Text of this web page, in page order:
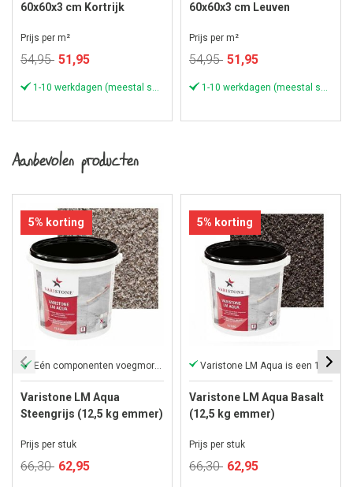
60x60x3 cm Kortrijk
Prijs per m²
54,95 Speciale
51,95
60x60x3 cm Leuven
Prijs per m²
54,95 Speciale
51,95
Aanbevolen producten
5% korting
Eén componenten voegmortel
Varistone LM Aqua
Steengrijs (12,5 kg emmer)
Prijs per stuk
66,30 Speciale
62,95
5% korting
Varistone LM Aqua is een 1-component
Varistone LM Aqua Basalt
(12,5 kg emmer)
Prijs per stuk
66,30 Speciale
62,95